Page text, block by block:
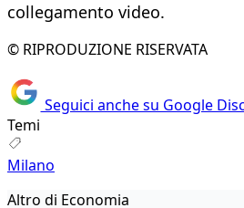
collegamento video.
© RIPRODUZIONE RISERVATA
Seguici anche su Google
Temi
Milano
Altro di Economia